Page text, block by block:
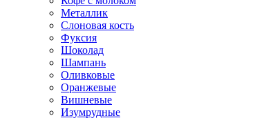
Металлик
Слоновая кость
Фуксия
Шоколад
Шампань
Оливковые
Оранжевые
Вишневые
Изумрудные